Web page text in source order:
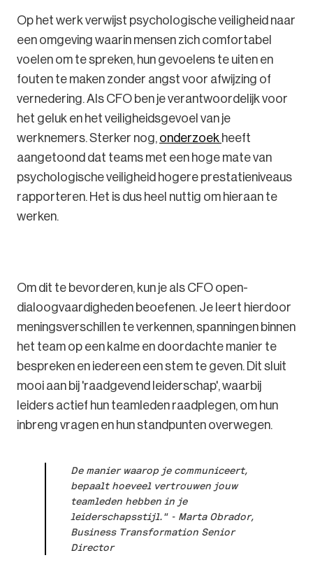
Op het werk verwijst psychologische veiligheid naar
een omgeving waarin mensen zich comfortabel
voelen om te spreken, hun gevoelens te uiten en
fouten te maken zonder angst voor afwijzing of
vernedering. Als CFO ben je verantwoordelijk voor
het geluk en het veiligheidsgevoel van je
werknemers. Sterker nog, onderzoek heeft
aangetoond dat teams met een hoge mate van
psychologische veiligheid hogere prestatieniveaus
rapporteren. Het is dus heel nuttig om hieraan te
werken.
Om dit te bevorderen, kun je als CFO open-
dialoogvaardigheden beoefenen. Je leert hierdoor
meningsverschillen te verkennen, spanningen binnen
het team op een kalme en doordachte manier te
bespreken en iedereen een stem te geven. Dit sluit
mooi aan bij 'raadgevend leiderschap', waarbij
leiders actief hun teamleden raadplegen, om hun
inbreng vragen en hun standpunten overwegen.
De manier waarop je communiceert,
bepaalt hoeveel vertrouwen jouw
teamleden hebben in je
leiderschapsstijl." - Marta Obrador,
Business Transformation Senior
Director